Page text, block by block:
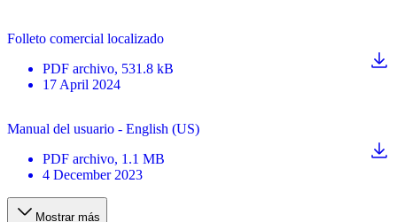
Folleto comercial localizado
PDF archivo, 531.8 kB
17 April 2024
Manual del usuario - English (US)
PDF archivo, 1.1 MB
4 December 2023
Mostrar más